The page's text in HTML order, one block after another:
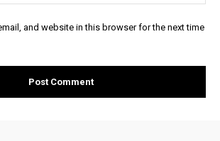
and website in this browser for the next time